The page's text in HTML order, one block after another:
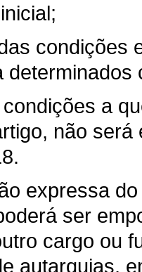
condições
a
não
expressa
ser
cargo ou
autarquias,